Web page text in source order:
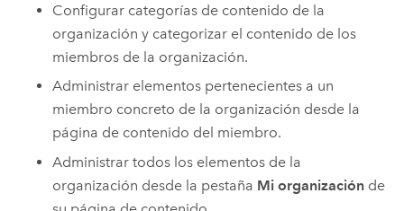
Configurar categorías de contenido de la
organización y categorizar el contenido de los
miembros de la organización.
Administrar elementos pertenecientes a un
miembro concreto de la organización desde la
página de contenido del miembro.
Administrar todos los elementos de la
organización desde la pestaña Mi organización de